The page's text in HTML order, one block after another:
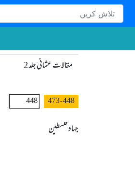
مقالات عثمانی جلد 2
448
- 473
جہاد فلسطین